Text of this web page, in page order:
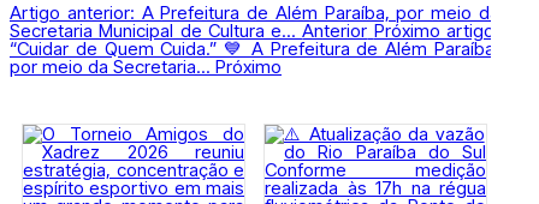
Artigo anterior: A Prefeitura de Além Paraíba, por meio da
Secretaria Municipal de Cultura e...Anterior Próximo artigo:
“Cuidar de Quem Cuida.” 💙 A Prefeitura de Além Paraíba,
por meio da Secretaria... Próximo